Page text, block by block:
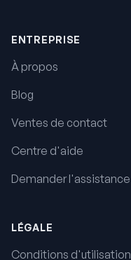
ENTREPRISE
À propos
Blog
Ventes de contact
Centre d'aide
Demander l'assistance
LÉGALE
Conditions d'utilisation